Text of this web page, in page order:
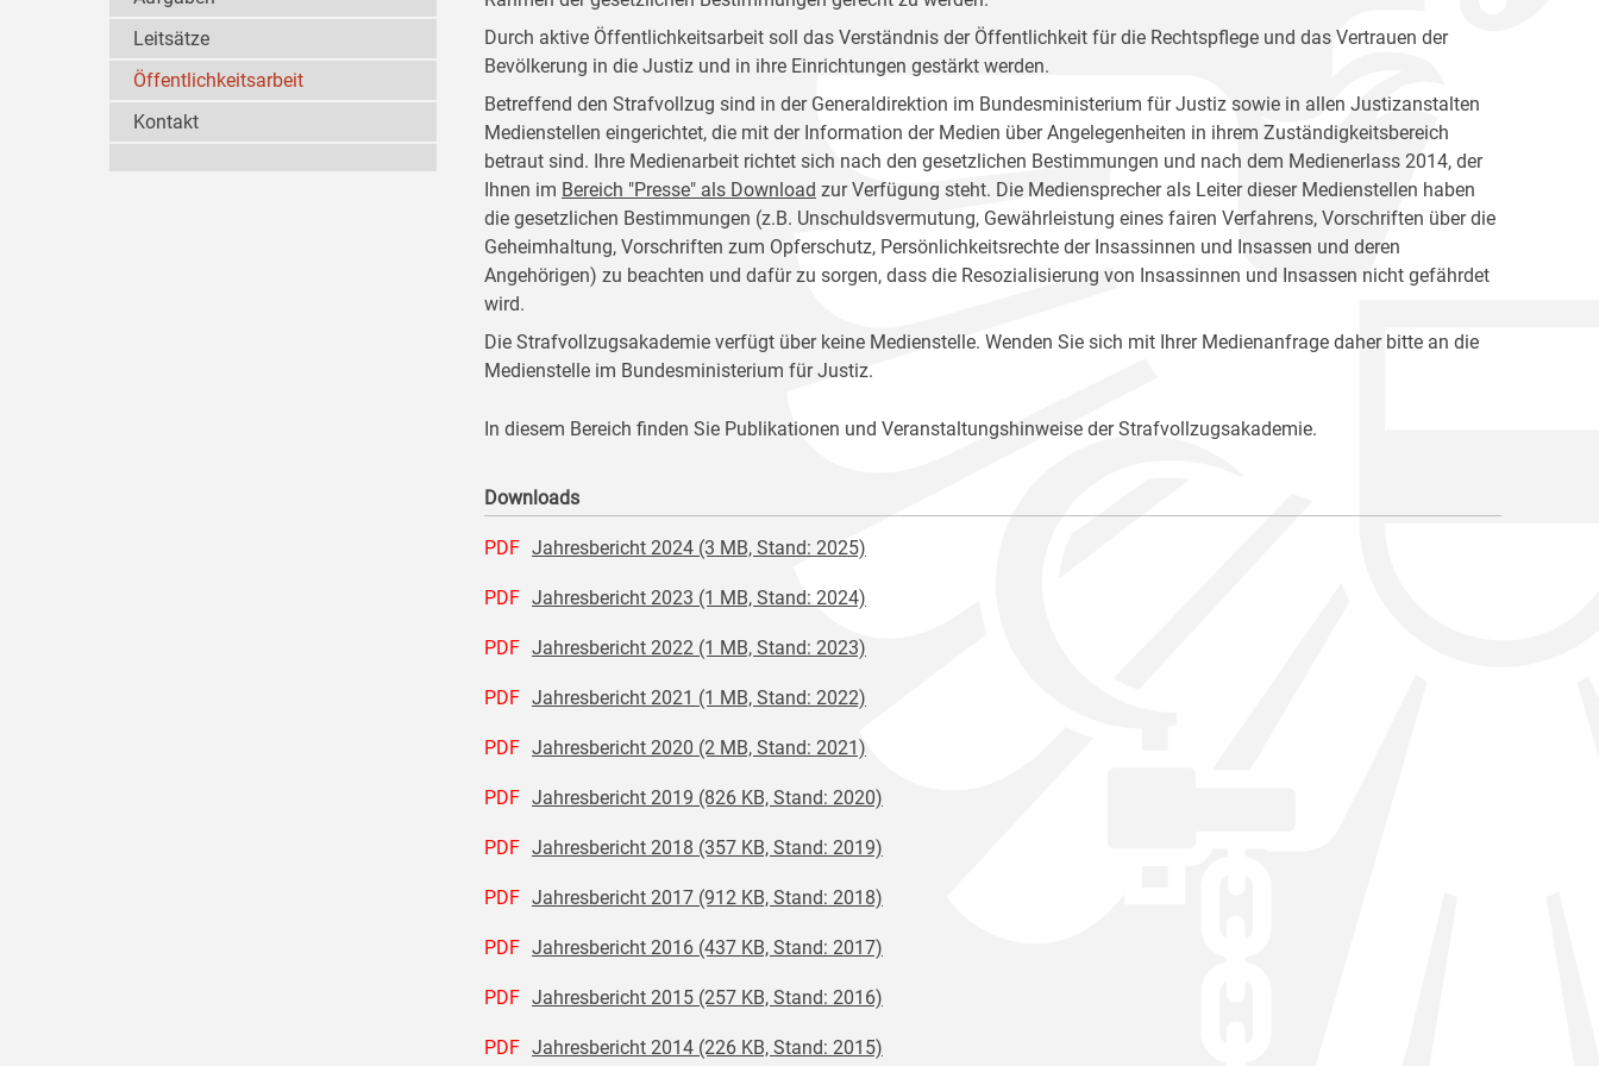
Durch aktive Öffentlichkeitsarbeit soll das Verständnis der Öffentlichkeit für die Rechtspflege und das Vertrauen der
Bevölkerung in die Justiz und in ihre Einrichtungen gestärkt werden.
Betreffend den Strafvollzug sind in der Generaldirektion im Bundesministerium für Justiz sowie in allen Justizanstalten
Medienstellen eingerichtet, die mit der Information der Medien über Angelegenheiten in ihrem Zuständigkeitsbereich
betraut sind. Ihre Medienarbeit richtet sich nach den gesetzlichen Bestimmungen und nach dem Medienerlass 2014, der
Ihnen im Bereich "Presse" als Download zur Verfügung steht. Die Mediensprecher als Leiter dieser Medienstellen haben
die gesetzlichen Bestimmungen (z.B. Unschuldsvermutung, Gewährleistung eines fairen Verfahrens, Vorschriften über die
Geheimhaltung, Vorschriften zum Opferschutz, Persönlichkeitsrechte der Insassinnen und Insassen und deren
Angehörigen) zu beachten und dafür zu sorgen, dass die Resozialisierung von Insassinnen und Insassen nicht gefährdet
wird.
Die Strafvollzugsakademie verfügt über keine Medienstelle. Wenden Sie sich mit Ihrer Medienanfrage daher bitte an die
Medienstelle im Bundesministerium für Justiz.
In diesem Bereich finden Sie Publikationen und Veranstaltungshinweise der Strafvollzugsakademie.
Downloads
PDF Jahresbericht 2024 (3 MB, Stand: 2025)
PDF Jahresbericht 2023 (1 MB, Stand: 2024)
PDF Jahresbericht 2022 (1 MB, Stand: 2023)
PDF Jahresbericht 2021 (1 MB, Stand: 2022)
PDF Jahresbericht 2020 (2 MB, Stand: 2021)
PDF Jahresbericht 2019 (826 KB, Stand: 2020)
PDF Jahresbericht 2018 (357 KB, Stand: 2019)
PDF Jahresbericht 2017 (912 KB, Stand: 2018)
PDF Jahresbericht 2016 (437 KB, Stand: 2017)
PDF Jahresbericht 2015 (257 KB, Stand: 2016)
PDF Jahresbericht 2014 (226 KB, Stand: 2015)
Leitsätze
Öffentlichkeitsarbeit
Kontakt